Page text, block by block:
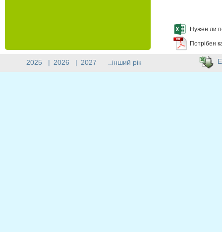
Нужен ли
Потрібен
2025 | 2026 | 2027 ..інший рік